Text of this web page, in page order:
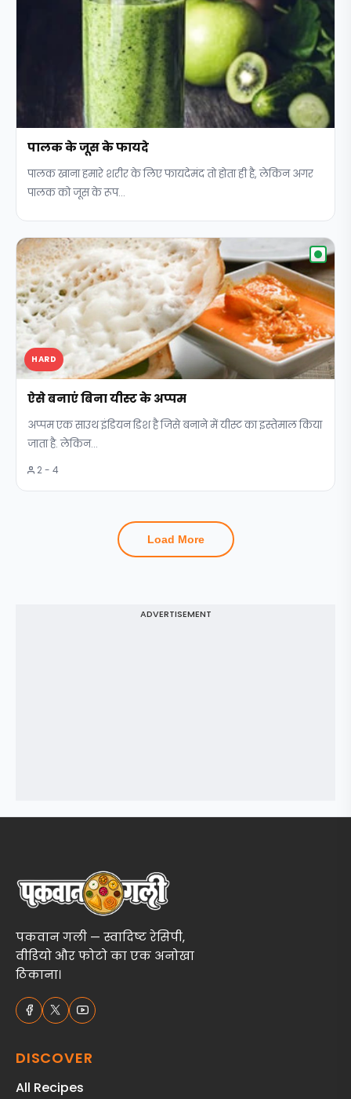
पालक के जूस के फायदे
पालक खाना हमारे शरीर के लिए फायदेमंद तो होता ही है, लेकिन अगर
पालक को जूस के रूप...
HARD
ऐसे बनाएं बिना यीस्ट के अप्पम
अप्पम एक साउथ इंडियन डिश है जिसे बनाने में यीस्ट का इस्तेमाल किया
जाता है. लेकिन...
2 - 4
Load More
ADVERTISEMENT
पकवान गली — स्वादिष्ट रेसिपी,
वीडियो और फोटो का एक अनोखा
ठिकाना।
DISCOVER
All Recipes